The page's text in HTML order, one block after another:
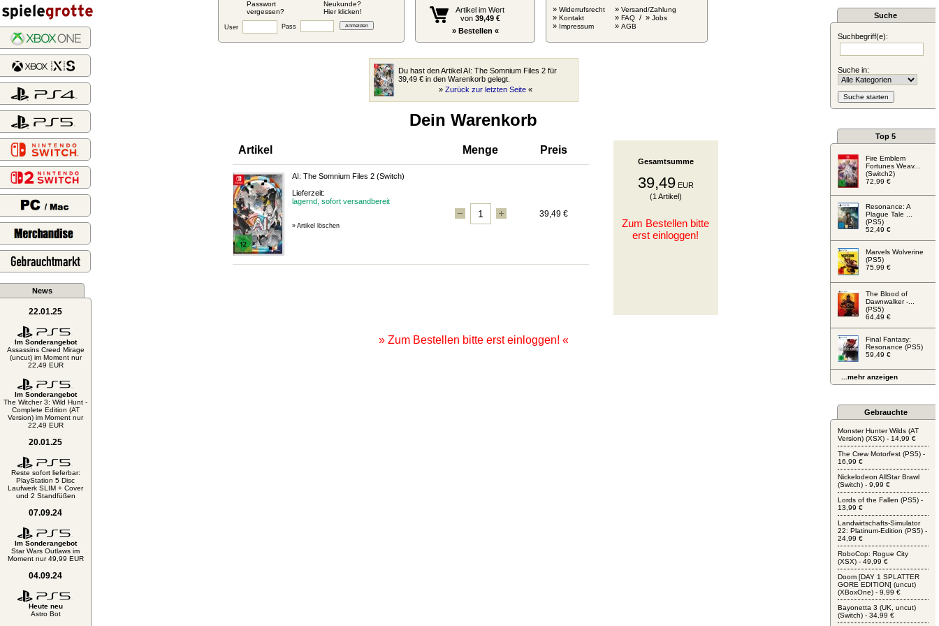
Passwort
vergessen?
Neukunde?
Hier klicken!
User Pass
Artikel im Wert
von 39,49 €
» Bestellen «
» Widerrufsrecht
» Kontakt
» Impressum
» Versand/Zahlung
» FAQ / » Jobs
» AGB
News
22.01.25
Im Sonderangebot
Assassins Creed Mirage
(uncut) im Moment nur
22,49 EUR
Im Sonderangebot
The Witcher 3: Wild Hunt -
Complete Edition (AT
Version) im Moment nur
22,49 EUR
20.01.25
Reste sofort lieferbar:
PlayStation 5 Disc
Laufwerk SLIM + Cover
und 2 Standfüßen
07.09.24
Im Sonderangebot
Star Wars Outlaws im
Moment nur 49,99 EUR
04.09.24
Heute neu
Astro Bot
Du hast den Artikel AI: The Somnium Files 2 für
39,49 € in den Warenkorb gelegt.
» Zurück zur letzten Seite«
Dein Warenkorb
Artikel Menge Preis
AI: The Somnium Files 2(Switch)
Lieferzeit:
lagernd, sofort versandbereit
» Artikel löschen
39,49 €
Gesamtsumme
39,49EUR
(1 Artikel)
Zum Bestellen bitte
erst einloggen!
» Zum Bestellen bitte erst einloggen! «
Suche
Suchbegriff(e):
Suche in:
Top 5
Fire Emblem
Fortunes Weav...
(Switch2)
72,99 €
Resonance: A
Plague Tale ...
(PS5)
52,49 €
Marvels Wolverine
(PS5)
75,99 €
The Blood of
Dawnwalker -...
(PS5)
64,49 €
Final Fantasy:
Resonance (PS5)
59,49 €
...mehr anzeigen
Gebrauchte
Monster Hunter Wilds (AT
Version) (XSX) - 14,99 €
The Crew Motorfest (PS5) -
16,99 €
Nickelodeon AllStar Brawl
(Switch) - 9,99 €
Lords of the Fallen (PS5) -
13,99 €
Landwirtschafts-Simulator
22: Platinum-Edition (PS5) -
24,99 €
RoboCop: Rogue City
(XSX) - 49,99 €
Doom [DAY 1 SPLATTER
GORE EDITION] (uncut)
(XBoxOne) - 9,99 €
Bayonetta 3 (UK, uncut)
(Switch) - 34,99 €